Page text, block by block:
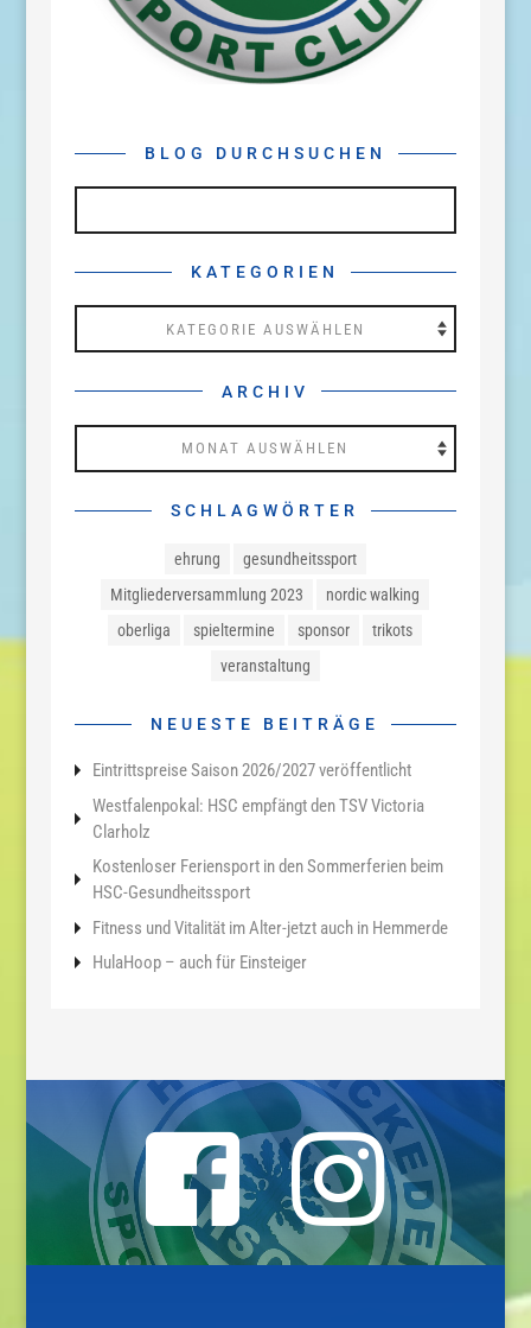
BLOG DURCHSUCHEN
KATEGORIEN
ARCHIV
SCHLAGWÖRTER
ehrung
gesundheitssport
Mitgliederversammlung 2023
nordic walking
oberliga
spieltermine sponsor
trikots
veranstaltung
NEUESTE BEITRÄGE
Eintrittspreise Saison 2026/2027 veröffentlicht
Westfalenpokal: HSC empfängt den TSV Victoria
Clarholz
Kostenloser Feriensport in den Sommerferien beim
HSC-Gesundheitssport
Fitness und Vitalität im Alter-jetzt auch in Hemmerde
HulaHoop – auch für Einsteiger